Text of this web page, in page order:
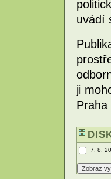
uvádí
ji
Praha
7. 8.